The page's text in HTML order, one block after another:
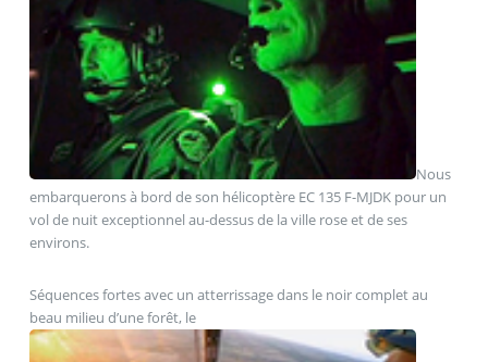
Nous
embarquerons à bord de son hélicoptère EC 135 F-MJDK pour un
vol de nuit exceptionnel au-dessus de la ville rose et de ses
environs.
Séquences fortes avec un atterrissage dans le noir complet au
beau milieu d’une forêt, le